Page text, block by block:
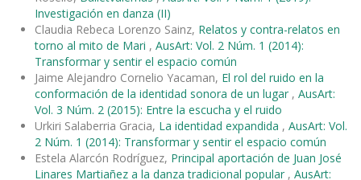
Investigación en danza (II)
Claudia Rebeca Lorenzo Sainz, Relatos y contra-relatos en
torno al mito de Mari , AusArt: Vol. 2 Núm. 1 (2014):
Transformar y sentir el espacio común
Jaime Alejandro Cornelio Yacaman, El rol del ruido en la
conformación de la identidad sonora de un lugar , AusArt:
Vol. 3 Núm. 2 (2015): Entre la escucha y el ruido
Urkiri Salaberria Gracia, La identidad expandida , AusArt: Vol.
2 Núm. 1 (2014): Transformar y sentir el espacio común
Estela Alarcón Rodríguez, Principal aportación de Juan José
Linares Martiañez a la danza tradicional popular , AusArt: